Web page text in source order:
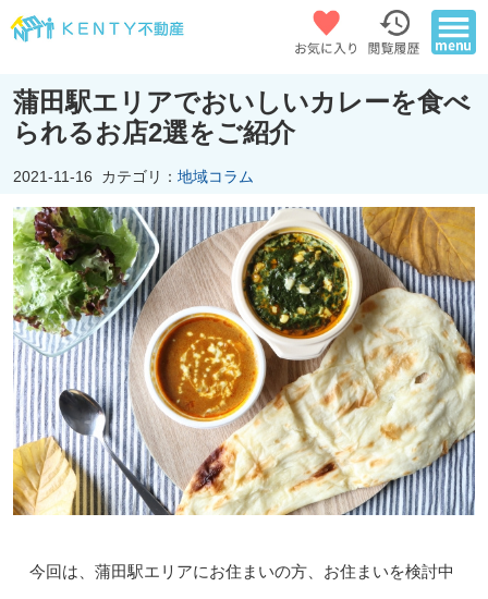
蒲田駅エリアでおいしいカレーを食べ
られるお店2選をご紹介
2021-11-16 カテゴリ： 地域コラム
今回は、蒲田駅エリアにお住まいの方、お住まいを検討中